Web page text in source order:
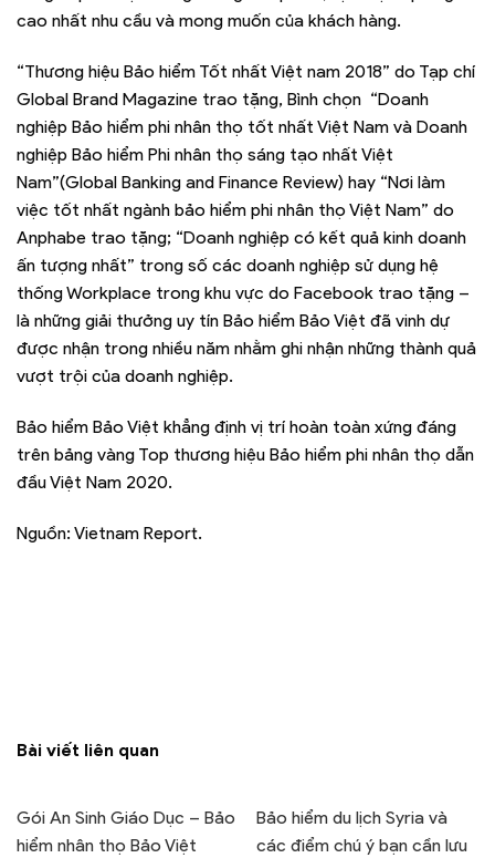
cao nhất nhu cầu và mong muốn của khách hàng.
“Thương hiệu Bảo hiểm Tốt nhất Việt nam 2018” do Tạp chí
Global Brand Magazine trao tặng, Bình chọn “Doanh
nghiệp Bảo hiểm phi nhân thọ tốt nhất Việt Nam và Doanh
nghiệp Bảo hiểm Phi nhân thọ sáng tạo nhất Việt
Nam”(Global Banking and Finance Review) hay “Nơi làm
việc tốt nhất ngành bảo hiểm phi nhân thọ Việt Nam” do
Anphabe trao tặng; “Doanh nghiệp có kết quả kinh doanh
ấn tượng nhất” trong số các doanh nghiệp sử dụng hệ
thống Workplace trong khu vực do Facebook trao tặng –
là những giải thưởng uy tín Bảo hiểm Bảo Việt đã vinh dự
được nhận trong nhiều năm nhằm ghi nhận những thành quả
vượt trội của doanh nghiệp.
Bảo hiểm Bảo Việt khẳng định vị trí hoàn toàn xứng đáng
trên bảng vàng Top thương hiệu Bảo hiểm phi nhân thọ dẫn
đầu Việt Nam 2020.
Nguồn: Vietnam Report.
Bài viết liên quan
Gói An Sinh Giáo Dục – Bảo
hiểm nhân thọ Bảo Việt
Bảo hiểm du lịch Syria và
các điểm chú ý bạn cần lưu